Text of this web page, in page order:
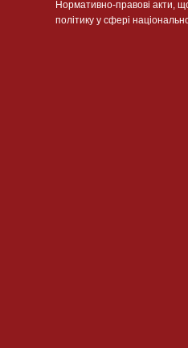
Нормативно-правові акти,
політику у сфері